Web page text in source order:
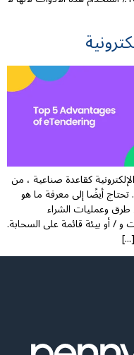
كقاعدة صناعية ، من
أيضًا إلى معرفة ما هو
طرق وعمليات الشراء
و / أو بيئة قائمة على السحابة.